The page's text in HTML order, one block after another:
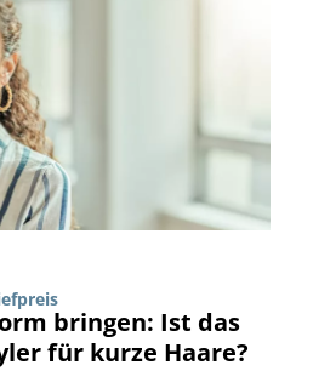
bringen: Ist das
für kurze Haare?